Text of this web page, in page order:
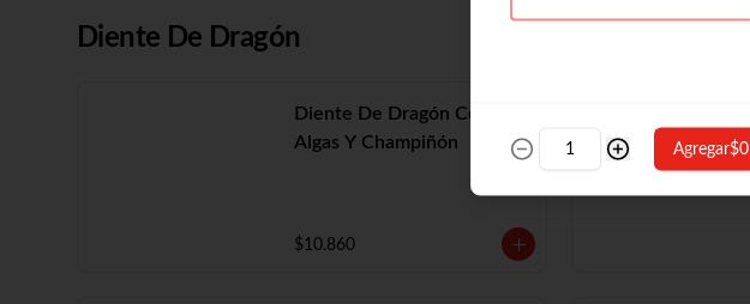
Diente De Dragón
Diente De Dragón Con
Algas Y Champiñón
$10.860
Agregar$0